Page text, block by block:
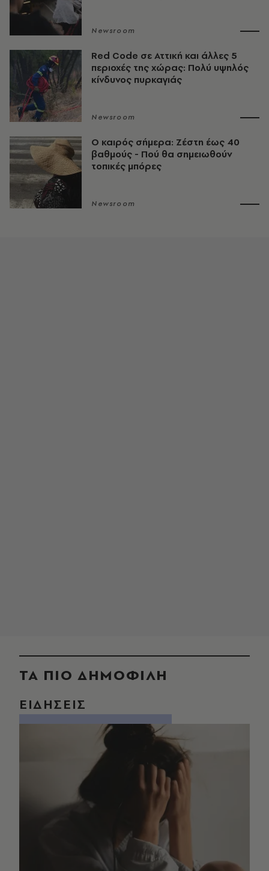
Newsroom
Red Code σε Αττική και άλλες 5
περιοχές της χώρας: Πολύ υψηλός
κίνδυνος πυρκαγιάς
Newsroom
O καιρός σήμερα: Ζέστη έως 40
βαθμούς - Πού θα σημειωθούν
τοπικές μπόρες
Newsroom
ΤΑ ΠΙΟ ΔΗΜΟΦΙΛΗ
ΕΙΔΗΣΕΙΣ